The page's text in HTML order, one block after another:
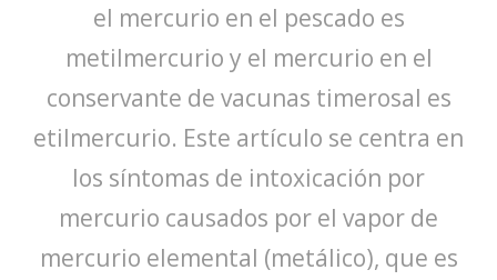
el mercurio en el pescado es
metilmercurio y el mercurio en el
conservante de vacunas timerosal es
etilmercurio. Este artículo se centra en
los síntomas de intoxicación por
mercurio causados ​​por el vapor de
mercurio elemental (metálico), que es